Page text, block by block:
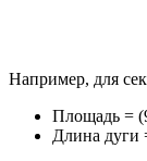
Например, для
Площадь =
Длина дуги